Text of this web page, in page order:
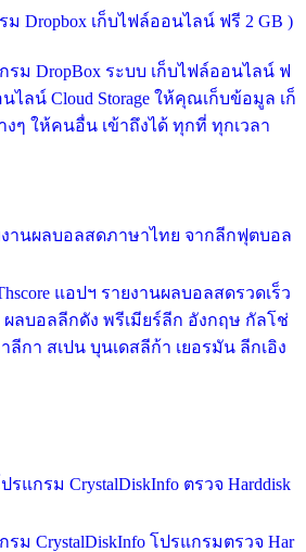
ม Dropbox เก็บไฟล์ออนไลน์ ฟรี 2 GB )
ม DropBox ระบบ เก็บไฟล์ออนไลน์ ฟ
ไลน์ Cloud Storage ให้คุณเก็บข้อมูล เก็
ๆ ให้คนอื่น เข้าถึงได้ ทุกที่ ทุกเวลา
งานผลบอลสดภาษาไทย จากลีกฟุตบอล
แอปฯ รายงานผลบอลสดรวดเร็ว
ลบอลลีกดัง พรีเมียร์ลีก อังกฤษ กัลโช่
ลีกา สเปน บุนเดสลีก้า เยอรมัน ลีกเอิง
รแกรม CrystalDiskInfo ตรวจ Harddisk
ม CrystalDiskInfo โปรแกรมตรวจ Har